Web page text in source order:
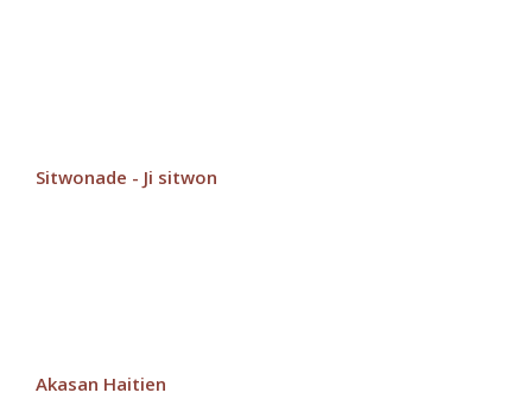
Sitwonade - Ji sitwon
Akasan Haitien